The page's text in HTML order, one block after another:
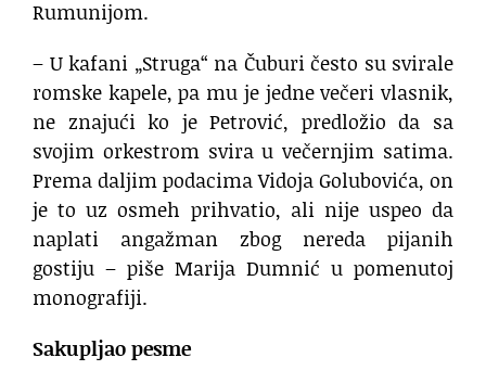
Rumunijom.
– U kafani „Struga“ na Čuburi često su svirale
romske kapele, pa mu je jedne večeri vlasnik,
ne znajući ko je Petrović, predložio da sa
svojim orkestrom svira u večernjim satima.
Prema daljim podacima Vidoja Golubovića, on
je to uz osmeh prihvatio, ali nije uspeo da
naplati angažman zbog nereda pijanih
gostiju – piše Marija Dumnić u pomenutoj
monografiji.
Sakupljao pesme